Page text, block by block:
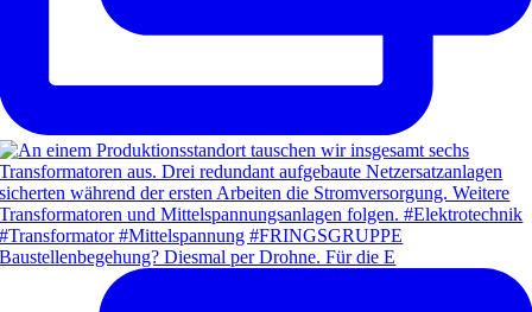
Baustellenbegehung? Diesmal per Drohne. Für die E